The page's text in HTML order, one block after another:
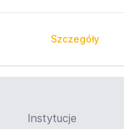
Szczegóły
Instytucje